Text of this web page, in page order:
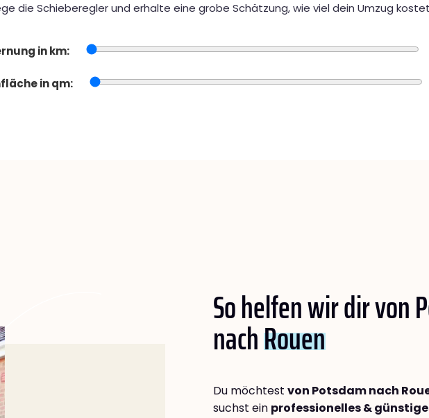
die Schieberegler und erhalte eine grobe Schätzung, wie viel dein Umzug
in km:
in qm:
So helfen wir dir von
nachRouen
Du möchtest von Potsdam nach
suchst ein professionelles &